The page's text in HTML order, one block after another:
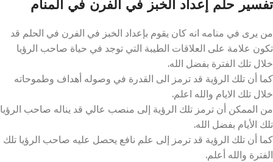
تفسير حلم إعداد الخبز في الفرن في المنام
من يرى في منامه انه كان يقوم بإعداد الخبز في الفرن في الحلم قد
تكون علامة على العلاقات الطيبة التي توجد في حياة صاحب الرؤيا
خلال تلك الفترة بفضل الله.
كما أن تلك الرؤية قد ترمز الى القدرة في وصوله أهداف وطموحاته
خلال تلك الايام والله اعلم.
من الممكن أن ترمز تلك الرؤية إلى منصب عالي قد يناله صاحب الرؤيا
تلك الأيام بفضل الله.
كما أن تلك الرؤية قد ترمز إلى علم نافع يحصل عليه صاحب الرؤيا تلك
الفترة والله أعلم.